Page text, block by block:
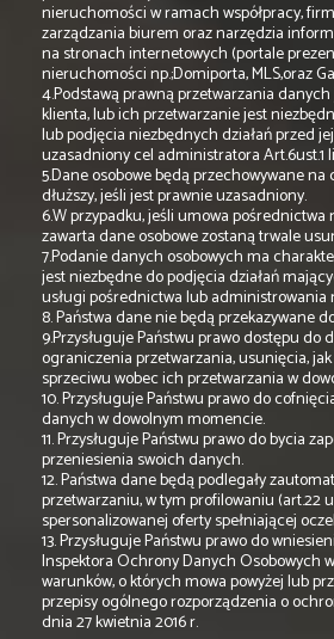
nieruchomości w ramach współpracy,
zarządzania biurem oraz narzędzia
na stronach internetowych (portale
nieruchomości np.;Domiporta, MLS,oraz
4.Podstawą prawną przetwarzania
klienta, lub ich przetwarzanie jest
lub podjęcia niezbędnych działań przed
uzasadniony cel administratora Art.6ust.1
5.Dane osobowe będą przechowywane
dłuższy, jeśli jest prawnie uzasadniony.
6.W przypadku, jeśli umowa
zawarta dane osobowe zostaną trwale
7.Podanie danych osobowych ma
jest niezbędne do podjęcia działań
usługi pośrednictwa lub
8. Państwa dane nie będą przekazywane
9.Przysługuje Państwu prawo dostępu do
ograniczenia przetwarzania, usunięcia,
sprzeciwu wobec ich przetwarzania w
10. Przysługuje Państwu prawo do
danych w dowolnym momencie.
11. Przysługuje Państwu prawo do bycia
przeniesienia swoich danych.
12. Państwa dane będą podlegały
przetwarzaniu, w tym profilowaniu (art.22
spersonalizowanej oferty spełniającej
13. Przysługuje Państwu prawo do
Inspektora Ochrony Danych Osobowych
warunków, o których mowa powyżej lub
przepisy ogólnego rozporządzenia o
dnia 27 kwietnia 2016 r.